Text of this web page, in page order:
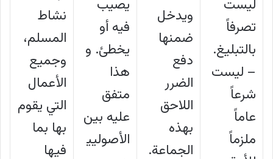
ليست
تصرفاً
بالتبليغ.
– ليست
شرعاً
عاماً
ملزماً
ويدخل
ضمنها
دفع
الضرر
اللاحق
بهذه
الجماعة.
يصيب
فيه أو
يخطئ. و
هذا
متفق
عليه بين
الأصوليي
نشاط
المسلم،
وجميع
الأعمال
التي يقوم
بها بما
فيها